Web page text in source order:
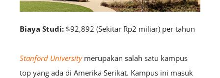
Biaya Studi: $92,892 (Sekitar Rp2 miliar) per tahun
Stanford Universitymerupakan salah satu kampus
top yang ada di Amerika Serikat. Kampus ini masuk